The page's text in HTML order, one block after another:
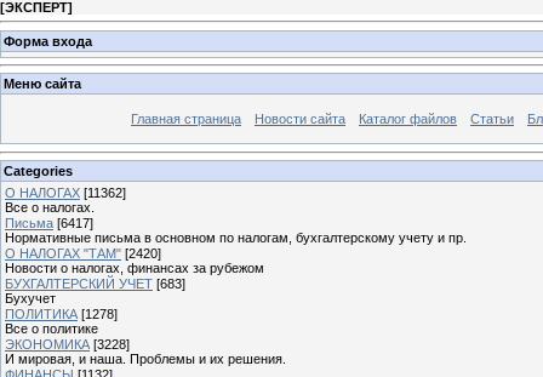
[ЭКСПЕРТ]
Форма входа
Меню сайта
Главная страница Новости сайта Каталог файлов Статьи
Categories
О НАЛОГАХ [11362]
Все о налогах.
Письма [6417]
Нормативные письма в основном по налогам, бухгалтерскому учету и пр.
О НАЛОГАХ "ТАМ" [2420]
Новости о налогах, финансах за рубежом
БУХГАЛТЕРСКИЙ УЧЕТ [683]
Бухучет
ПОЛИТИКА [1278]
Все о политике
ЭКОНОМИКА [3228]
И мировая, и наша. Проблемы и их решения.